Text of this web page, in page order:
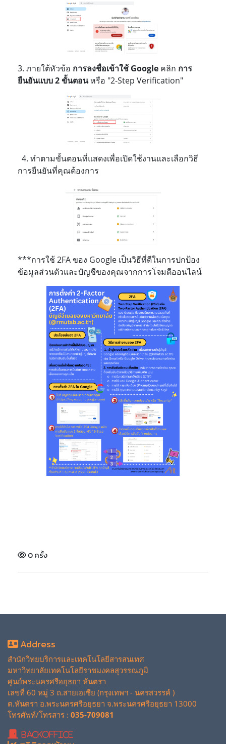
3. ภายใต้หัวข้อ การลงชื่อเข้าใช้ Google คลิก การ
ยืนยันแบบ2 ขั้นตอนหรือ "2-Step Verification"
4. ทำตามขั้นตอนที่แสดงเพื่อเปิดใช้งานและเลือกวิธี
การยืนยันที่คุณต้องการ
***การใช้ 2FA ของ Google เป็นวิธีที่ดีในการปกป้อง
ข้อมูลส่วนตัวและบัญชีของคุณจากการโจมตีออนไลน์
0 ครั้ง
Address
สำนักวิทยบริการและเทคโนโลยีสารสนเทศ
มหาวิทยาลัยเทคโนโลยีราชมงคลสุวรรณภูมิ
ศูนย์พระนครศรีอยุธยา หันตรา
เลขที่ 60 หมู่ 3 ถ.สายเอเซีย (กรุงเทพฯ - นครสวรรค์ )
ต.หันตรา อ.พระนครศรีอยุธยา จ.พระนครศรีอยุธยา 13000
โทรศัพท์/โทรสาร : 035-709081
BackOffice